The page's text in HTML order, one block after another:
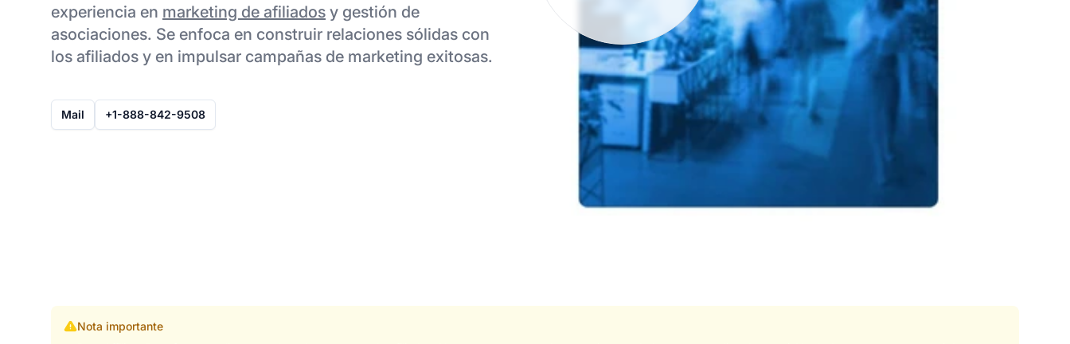
experiencia en marketing de afiliados y gestión de
asociaciones. Se enfoca en construir relaciones sólidas con
los afiliados y en impulsar campañas de marketing exitosas.
Mail +1-888-842-9508
Nota importante